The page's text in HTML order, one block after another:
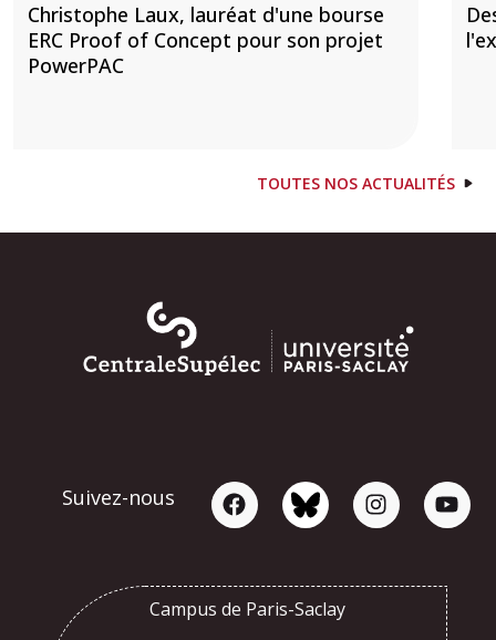
Christophe Laux, lauréat d'une bourse
ERC Proof of Concept pour son projet
PowerPAC
TOUTES NOS ACTUALITÉS
Suivez-nous
Campus de Paris-Saclay